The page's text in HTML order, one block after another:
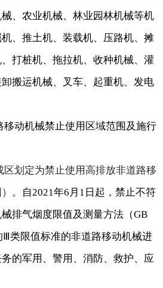
、农业机械、林业园林机械等机
、推土机、装载机、压路机、摊
打桩机、拖拉机、收种机械、灌
搬运机械、叉车、起重机、发电
移动机械禁止使用区域范围及施行
区划定为禁止使用高排放非道路移
。 自2021年6 月 1 日起 ， 禁止不符
排气烟度限值及测量方法（GB
Ⅲ类限值标准的非道路移动机械进
的军用、警用、消防、救护、应